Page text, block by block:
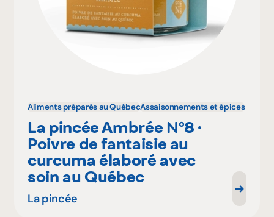
Aliments préparés au QuébecAssaisonnements et épices
La pincée Ambrée N°8 ·
Poivre de fantaisie au
curcuma élaboré avec
soin au Québec
La pincée